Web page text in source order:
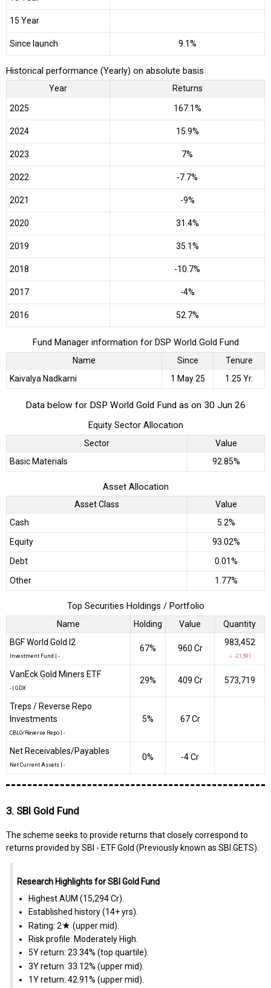
15 Year
Since launch 9.1%
Historical performance (Yearly) on absolute basis
Year Returns
2025 167.1%
2024 15.9%
2023 7%
2022 -7.7%
2021 -9%
2020 31.4%
2019 35.1%
2018 -10.7%
2017 -4%
2016 52.7%
Fund Manager information for DSP World Gold Fund
Name Since
Tenure
Kaivalya Nadkarni
1 May 25 1.25 Yr.
Data below for DSP World Gold Fund as on 30 Jun 26
Equity Sector Allocation
Sector
Value
Basic Materials
92.85%
Asset Allocation
Asset Class
Value
Cash
5.2%
Equity
93.02%
Debt
0.01%
Other
1.77%
Top Securities Holdings / Portfolio
Name Holding Value
Quantity
BGF World Gold I2
Investment Fund -
67% ₹960 Cr
983,452
↓ -21,591
VanEck Gold Miners ETF
-| GDX
29% ₹409 Cr 573,719
Treps / Reverse Repo
Investments
CBLO/Reverse Repo -
5% ₹67 Cr
Net Receivables/Payables
Net Current Assets -
0% -₹4 Cr
3. SBI Gold Fund
The scheme seeks to provide returns that closely correspond to
returns provided by SBI - ETF Gold (Previously known as SBI GETS).
Research Highlights for SBI Gold Fund
Highest AUM (₹15,294 Cr).
Established history (14+ yrs).
Rating: 2★ (upper mid).
Risk profile: Moderately High.
5Y return: 23.34% (top quartile).
3Y return: 33.12% (upper mid).
1Y return: 42.91% (upper mid).